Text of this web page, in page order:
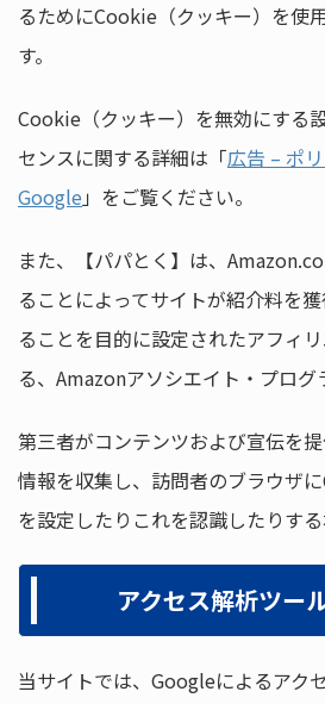
るためにCookie（クッキー）を使
す。
Cookie（クッキー）を無効にする
センスに関する詳細は「広告 – ポ
Google 」をご覧ください。
また、【パパとく】は、
ることによってサイトが紹介料を
ることを目的に設定されたアフィ
る、Amazonアソシエイト・プログ
第三者がコンテンツおよび宣伝を
情報を収集し、訪問者のブラウザ
を設定したりこれを認識したりする
アクセス解析ツー
当サイトでは、Googleによるアク